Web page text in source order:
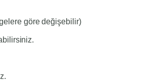
göre değişebilir)